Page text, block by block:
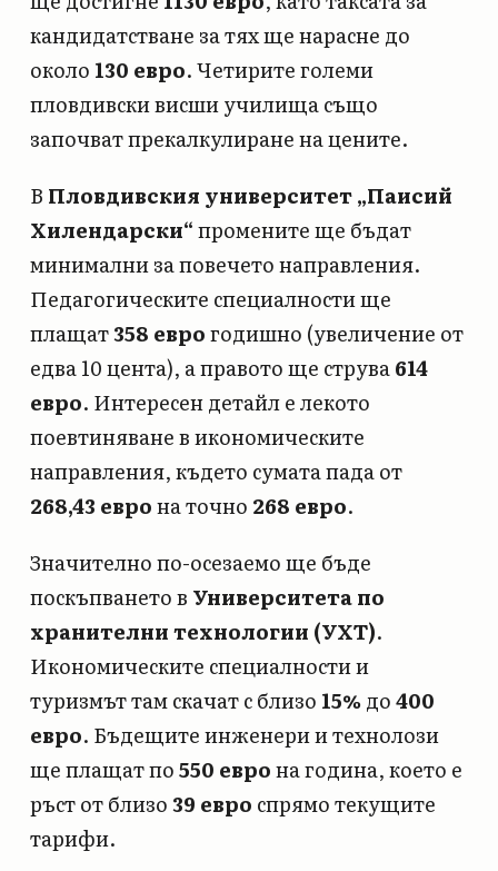
кандидатстване за тях ще нарасне до
около 130 евро. Четирите големи
пловдивски висши училища също
започват прекалкулиране на цените.
В Пловдивския университет „Паисий
Хилендарски“промените ще бъдат
минимални за повечето направления.
Педагогическите специалности ще
плащат358 еврогодишно (увеличение от
едва 10 цента), а правото ще струва614
евро. Интересен детайл е лекото
поевтиняване в икономическите
направления, където сумата пада от
268,43 еврона точно 268 евро.
Значително по-осезаемо ще бъде
поскъпването в Университета по
хранителни технологии (УХТ).
Икономическите специалности и
туризмът там скачат с близо 15%до400
евро. Бъдещите инженери и технолози
ще плащат по550 еврона година, което е
ръст от близо39 евро спрямо текущите
тарифи.